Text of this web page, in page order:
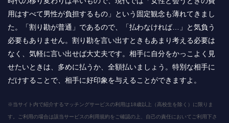
用はすべて男性が負担するもの」という固定観念も薄れてきまし
た。「割り勘が普通」であるので、「払わなければ…」と気負う
必要もありません。割り勘を言い出すときもあまり考える必要は
なく、気軽に言い出せば大丈夫です。相手に自分をかっこよく見
せたいときは、多めに払うか、全額払いましょう。特別な相手に
だけすることで、相手に好印象を与えることができますよ。
※当サイト内で紹介するマッチングサービスの利用は18歳以上（高校生を除く）に限りま
す。ご利用の場合は該当サービスの利用規約をご確認の上、自己の責任においてご利用下さ